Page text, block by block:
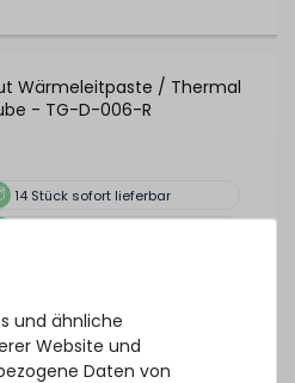
Wärmeleitpaste / Thermal
- TG-D-006-R
14 Stück sofort lieferbar
anzeigen
und ähnliche
Website und
Daten von